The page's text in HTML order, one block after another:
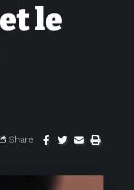
le
Share